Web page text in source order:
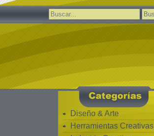
Buscar:
Diseño & Arte
Herramientas Creativas